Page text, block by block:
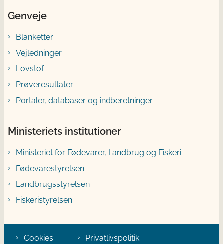
Genveje
Blanketter
Vejledninger
Lovstof
Prøveresultater
Portaler, databaser og indberetninger
Ministeriets institutioner
Ministeriet for Fødevarer, Landbrug og Fiskeri
Fødevarestyrelsen
Landbrugsstyrelsen
Fiskeristyrelsen
Cookies Privatlivspolitik